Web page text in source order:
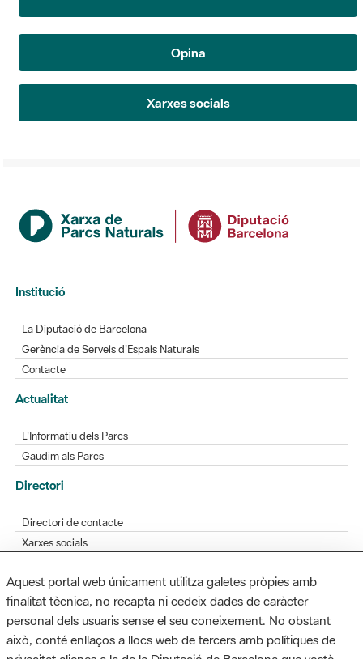
Opina
Xarxes socials
Institució
La Diputació de Barcelona
Gerència de Serveis d'Espais Naturals
Contacte
Actualitat
L'Informatiu dels Parcs
Gaudim als Parcs
Directori
Directori de contacte
Xarxes socials
Bústia de suggeriments
Opineu sobre els parcs
Aquest portal web únicament utilitza galetes pròpies amb
finalitat tècnica, no recapta ni cedeix dades de caràcter
personal dels usuaris sense el seu coneixement. No obstant
això, conté enllaços a llocs web de tercers amb polítiques de